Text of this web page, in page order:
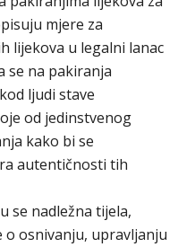
mjere za
lijekova u legalni lanac
se na pakiranja
ljudi stave
od jedinstvenog
kako bi se
autentičnosti tih
se nadležna tijela,
o osnivanju, upravljanju